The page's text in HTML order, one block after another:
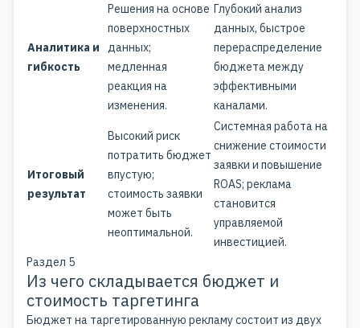
Аналитика и
гибкость
Решения на основе
поверхностных
данных;
медленная
реакция на
изменения.
Глубокий анализ
данных, быстрое
перераспределение
бюджета между
эффективными
каналами.
Итоговый
результат
Высокий риск
потратить бюджет
впустую;
стоимость заявки
может быть
неоптимальной.
Системная работа на
снижение стоимости
заявки и повышение
ROAS; реклама
становится
управляемой
инвестицией.
Раздел 5
Из чего складывается бюджет и
стоимость таргетинга
Бюджет на таргетированную рекламу состоит из двух